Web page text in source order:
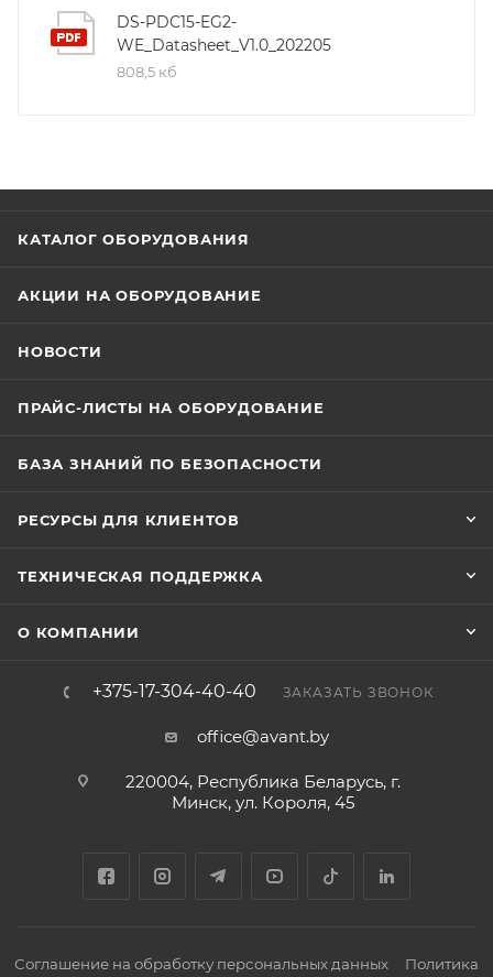
DS-PDC15-EG2-
WE_Datasheet_V1.0_202205
808,5 кб
КАТАЛОГ ОБОРУДОВАНИЯ
АКЦИИ НА ОБОРУДОВАНИЕ
НОВОСТИ
ПРАЙС-ЛИСТЫ НА ОБОРУДОВАНИЕ
БАЗА ЗНАНИЙ ПО БЕЗОПАСНОСТИ
РЕСУРСЫ ДЛЯ КЛИЕНТОВ
ТЕХНИЧЕСКАЯ ПОДДЕРЖКА
О КОМПАНИИ
+375-17-304-40-40 ЗАКАЗАТЬ ЗВОНОК
office@avant.by
220004, Республика Беларусь, г.
Минск, ул. Короля, 45
Соглашение на обработку персональных данных Политика